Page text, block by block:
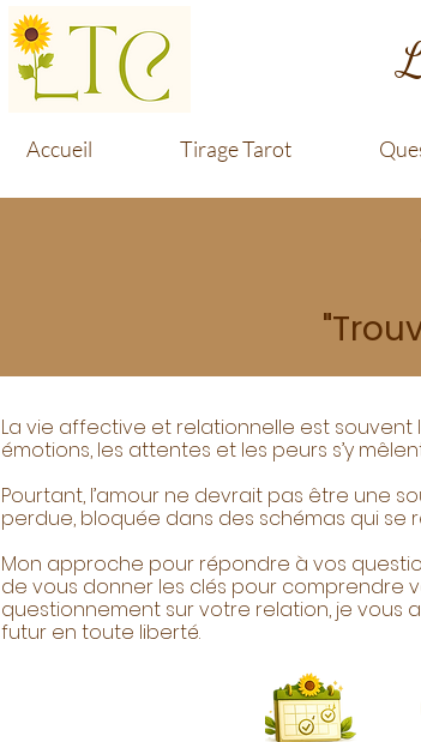
Accueil Tirage Tarot
La vie affective et relationnelle est souvent
émotions, les attentes et les peurs s’y
Pourtant, l’amour ne devrait pas être une
perdue, bloquée dans des schémas qui
Mon approche pour répondre à vos
de vous donner les clés pour comprendre
questionnement sur votre relation, je vous
futur en toute liberté.